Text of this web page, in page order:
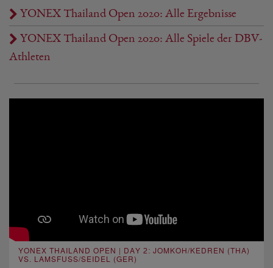
YONEX Thailand Open 2020: Alle Ergebnisse
YONEX Thailand Open 2020: Alle Spiele der DBV-
Athleten
YONEX THAILAND OPEN | DAY 2: JOMKOH/KEDREN (THA)
VS. LAMSFUSS/SEIDEL (GER)